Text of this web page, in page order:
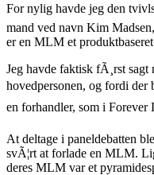
For nylig havde jeg den
mand ved navn Kim
er en MLM et
Jeg havde faktisk fÃ¸rst
hovedpersonen, og fordi der
en forhandler, som i Forever
At deltage i paneldebatten
svÃ¦rt at forlade en MLM.
deres MLM var et